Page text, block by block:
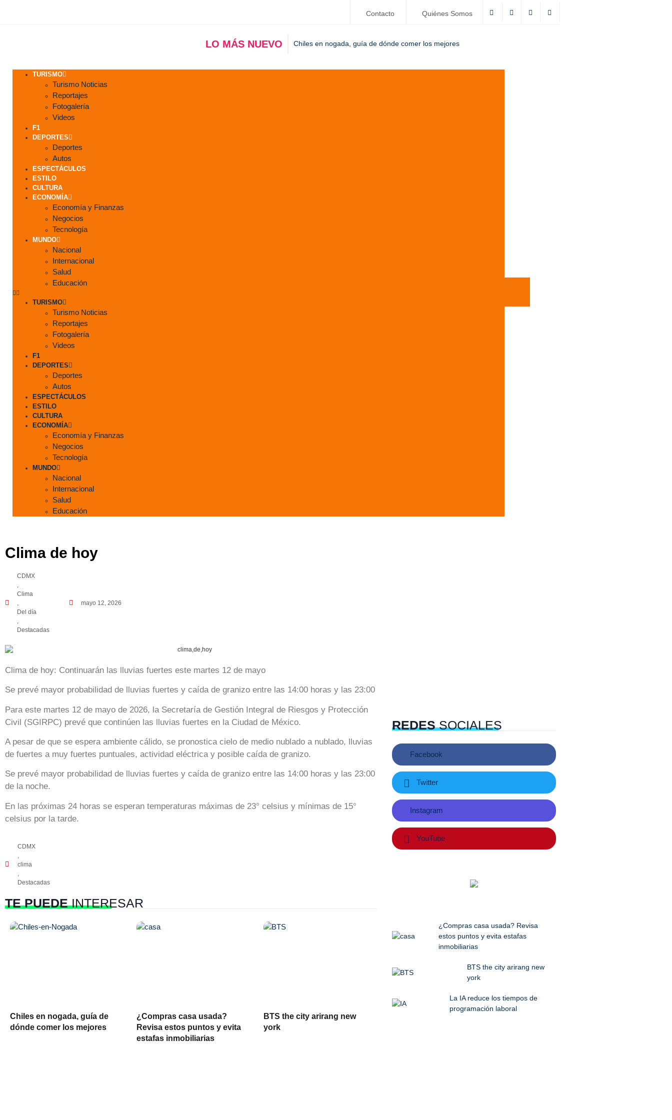
Contacto Quiénes Somos
LO MÁS NUEVO Chiles en nogada, guía de dónde comer los mejores
TURISMO
Turismo Noticias
Reportajes
Fotogalería
Videos
F1
DEPORTES
Deportes
Autos
ESPECTÁCULOS
ESTILO
CULTURA
ECONOMÍA
Economía y Finanzas
Negocios
Tecnología
MUNDO
Nacional
Internacional
Salud
Educación
TURISMO
Turismo Noticias
Reportajes
Fotogalería
Videos
F1
DEPORTES
Deportes
Autos
ESPECTÁCULOS
ESTILO
CULTURA
ECONOMÍA
Economía y Finanzas
Negocios
Tecnología
MUNDO
Nacional
Internacional
Salud
Educación
Clima de hoy
CDMX
,
Clima
,
Del día
,
Destacadas
mayo 12, 2026
Clima de hoy: Continuarán las lluvias fuertes este martes 12 de mayo
Se prevé mayor probabilidad de lluvias fuertes y caída de granizo entre las 14:00 horas y las 23:00
Para este martes 12 de mayo de 2026, la Secretaría de Gestión Integral de Riesgos y Protección
Civil (SGIRPC) prevé que continúen las lluvias fuertes en la Ciudad de México.
A pesar de que se espera ambiente cálido, se pronostica cielo de medio nublado a nublado, lluvias
de fuertes a muy fuertes puntuales, actividad eléctrica y posible caída de granizo.
Se prevé mayor probabilidad de lluvias fuertes y caída de granizo entre las 14:00 horas y las 23:00
de la noche.
En las próximas 24 horas se esperan temperaturas máximas de 23° celsius y mínimas de 15°
celsius por la tarde.
CDMX
,
clima
,
Destacadas
TE PUEDEINTERESAR
Chiles en nogada, guía de
dónde comer los mejores
¿Compras casa usada?
Revisa estos puntos y evita
estafas inmobiliarias
BTS the city arirang new
york
REDESSOCIALES
Facebook
Twitter
Instagram
YouTube
¿Compras casa usada? Revisa
estos puntos y evita estafas
inmobiliarias
BTS the city arirang new
york
La IA reduce los tiempos de
programación laboral